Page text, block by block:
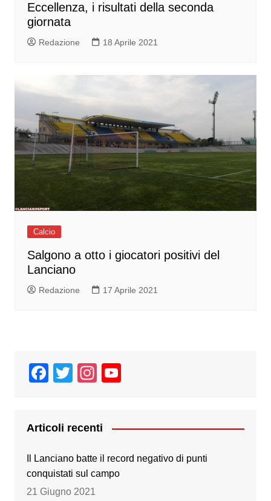
Eccellenza, i risultati della seconda
giornata
Redazione 18 Aprile 2021
Calcio
Salgono a otto i giocatori positivi del
Lanciano
Redazione 17 Aprile 2021
F
e
b
o
o
T
er
In
gr
a
m
T
u
Articoli recenti
Il Lanciano batte il record negativo di punti
conquistati sul campo
21 Giugno 2021